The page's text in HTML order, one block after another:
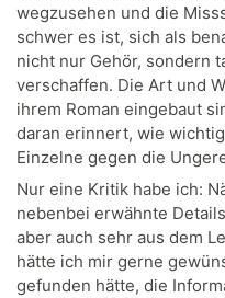
wegzusehen und die
schwer es ist, sich als
nicht nur Gehör, sondern
verschaffen. Die Art und
ihrem Roman eingebaut
daran erinnert, wie
Einzelne gegen die
Nur eine Kritik habe ich:
nebenbei erwähnte
aber auch sehr aus dem
hätte ich mir gerne
gefunden hätte, die